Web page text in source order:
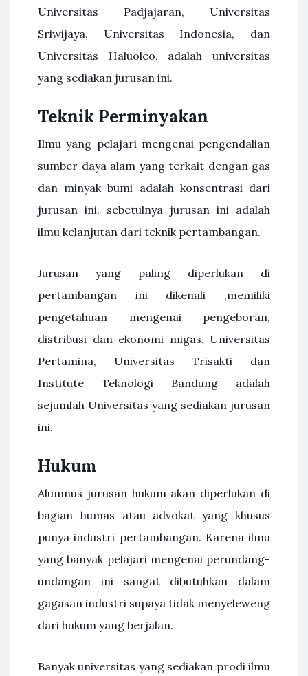
Universitas Padjajaran, Universitas
Sriwijaya, Universitas Indonesia, dan
Universitas Haluoleo, adalah universitas
yang sediakan jurusan ini.
Teknik Perminyakan
Ilmu yang pelajari mengenai pengendalian
sumber daya alam yang terkait dengan gas
dan minyak bumi adalah konsentrasi dari
jurusan ini. sebetulnya jurusan ini adalah
ilmu kelanjutan dari teknik pertambangan.
Jurusan yang paling diperlukan di
pertambangan ini dikenali ,memiliki
pengetahuan mengenai pengeboran,
distribusi dan ekonomi migas. Universitas
Pertamina, Universitas Trisakti dan
Institute Teknologi Bandung adalah
sejumlah Universitas yang sediakan jurusan
ini.
Hukum
Alumnus jurusan hukum akan diperlukan di
bagian humas atau advokat yang khusus
punya industri pertambangan. Karena ilmu
yang banyak pelajari mengenai perundang-
undangan ini sangat dibutuhkan dalam
gagasan industri supaya tidak menyeleweng
dari hukum yang berjalan.
Banyak universitas yang sediakan prodi ilmu